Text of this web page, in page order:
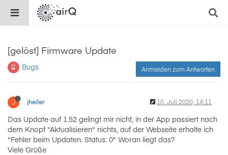
[gelöst] Firmware Update
Bugs Anmelden zum Antworten
J jheiler 10. Juli 2020, 14:11
Das Update auf 1.52 gelingt mir nicht, in der App passiert nach
dem Knopf "Aktualisieren" nichts, auf der Webseite erhalte ich
"Fehler beim Updaten. Status: 0" Woran liegt das?
Viele Grüße